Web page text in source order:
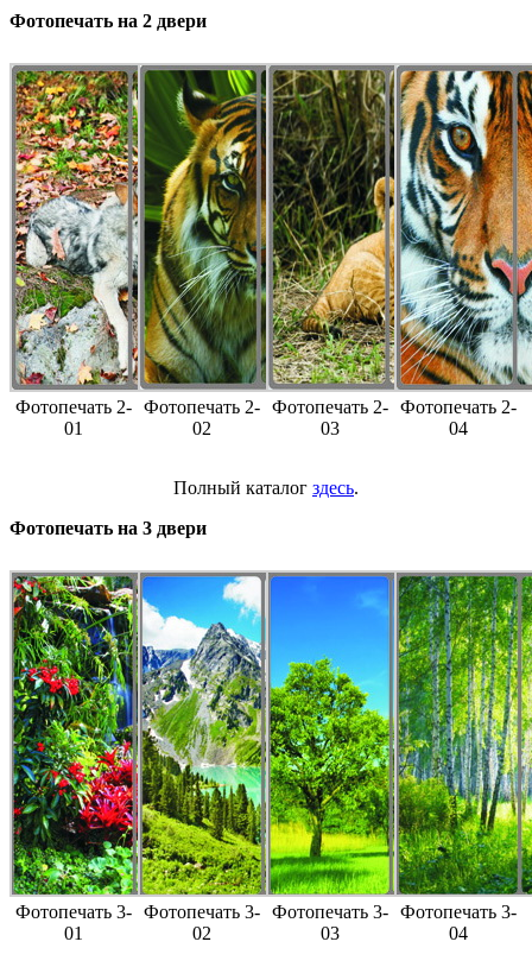
Фотопечать на 2 двери
Фотопечать 2-
01
Фотопечать 2-
02
Фотопечать 2-
03
Фотопечать 2-
04
Полный каталог здесь.
Фотопечать на 3 двери
Фотопечать 3-
01
Фотопечать 3-
02
Фотопечать 3-
03
Фотопечать 3-
04